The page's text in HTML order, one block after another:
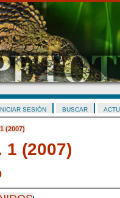
SESIÓN BUSCAR
(2007)
1 (2007)